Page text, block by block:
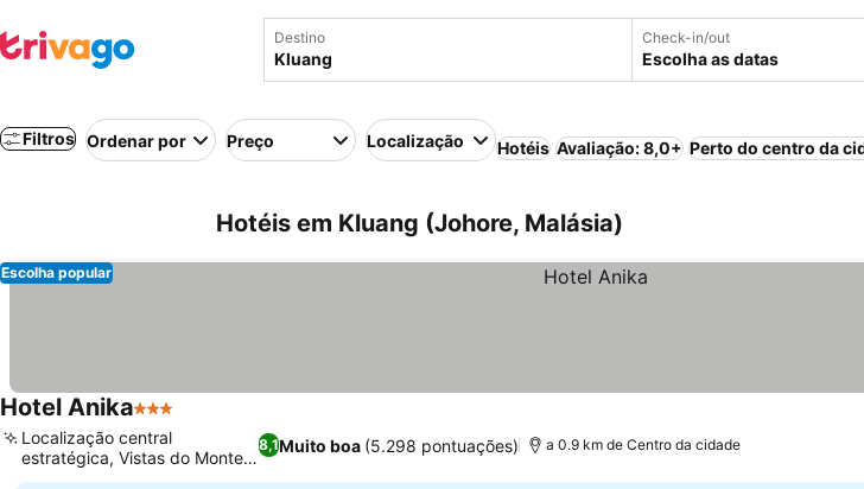
Destino Check-in/out
Escolha as datas
Filtros Ordenar por Preço Localização Hotéis Avaliação: 8,0+ Perto do centro da
Hotéis em Kluang (Johore, Malásia)
Escolha popular
Hotel Anika3 Estrelas
8,1Muito boa (5.298 pontuações)
Localização central
estratégica, Vistas do Monte
Lambak
a 0.9 km de Centro da cidade